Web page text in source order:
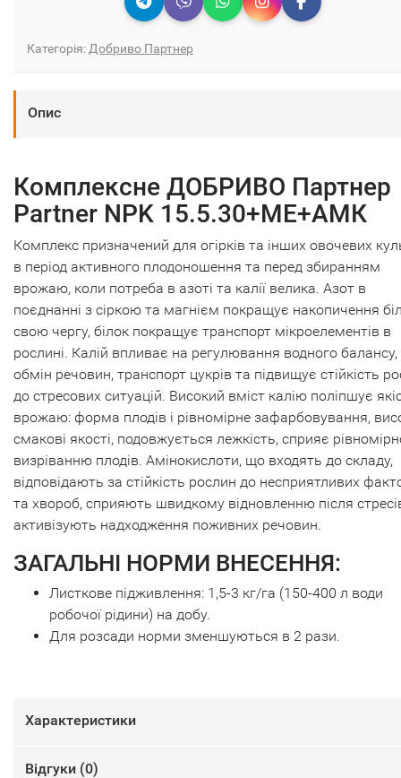
Категорія: Добриво Партнер
Опис
Комплексне ДОБРИВО Партнер
Partner NPK 15.5.30+ME+АМК
Комплекс призначений для огірків та інших овочевих
в період активного плодоношення та перед збиранням
врожаю, коли потреба в азоті та калії велика. Азот в
поєднанні з сіркою та магнієм покращує накопичення
свою чергу, білок покращує транспорт мікроелементів в
рослині. Калій впливає на регулювання водного балансу,
обмін речовин, транспорт цукрів та підвищує стійкість
до стресових ситуацій. Високий вміст калію поліпшує
врожаю: форма плодів і рівномірне зафарбовування,
смакові якості, подовжується лежкість, сприяє
визріванню плодів. Амінокислоти, що входять до складу,
відповідають за стійкість рослин до несприятливих
та хвороб, сприяють швидкому відновленню після
активізують надходження поживних речовин.
ЗАГАЛЬНІ НОРМИ ВНЕСЕННЯ:
Листкове підживлення: 1,5-3 кг/га (150-400 л води
робочої рідини) на добу.
Для розсади норми зменшуються в 2 рази.
Характеристики
Відгуки (0)